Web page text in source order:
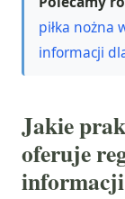
piłka nożna
informacji
Jakie
oferuje